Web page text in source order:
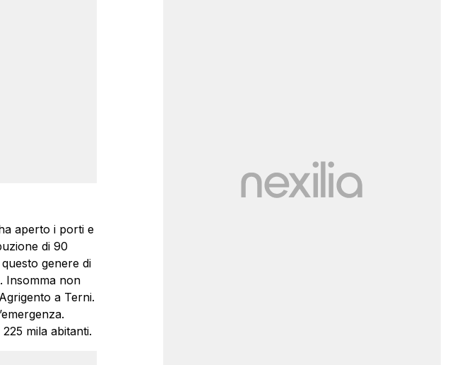
aperto i porti e
di 90
genere di
Insomma non
a Terni.
mila abitanti.